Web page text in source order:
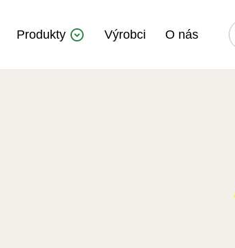
Produkty Výrobci O nás